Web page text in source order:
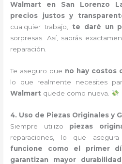
Walmart en San Lorenzo
precios justos y
cualquier trabajo, te daré un
sorpresas. Así, sabrás
reparación.
Te aseguro que no hay costos
lo que realmente necesites
Walmart quede como nueva.
4. Uso de Piezas Originales y
Siempre utilizo piezas
reparaciones, lo que
funcione como el primer
garantizan mayor durabilidad